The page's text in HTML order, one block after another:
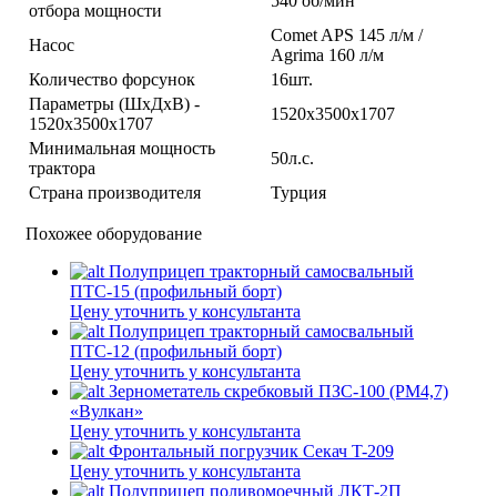
отбора мощности
Насос
Comet APS 145 л/м /
Agrima 160 л/м
Количество форсунок
16шт.
Параметры (ШхДхВ) -
1520х3500х1707
1520х3500х1707
Минимальная мощность
трактора
50л.с.
Страна производителя
Турция
Похожее оборудование
Полуприцеп тракторный самосвальный
ПТС-15 (профильный борт)
Цену уточнить у консультанта
Полуприцеп тракторный самосвальный
ПТС-12 (профильный борт)
Цену уточнить у консультанта
Зернометатель скребковый ПЗС-100 (РМ4,7)
«Вулкан»
Цену уточнить у консультанта
Фронтальный погрузчик Секач T-209
Цену уточнить у консультанта
Полуприцеп поливомоечный ЛКТ-2П